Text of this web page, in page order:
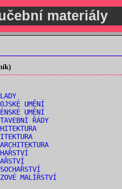
materiály
UMĚNÍ
UMĚNÍ
ŘÁDY
MALÍŘSTVÍ